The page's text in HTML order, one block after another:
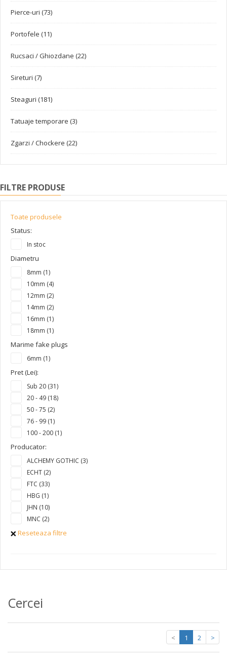
Pierce-uri (73)
Portofele (11)
Rucsaci / Ghiozdane (22)
Sireturi (7)
Steaguri (181)
Tatuaje temporare (3)
Zgarzi / Chockere (22)
FILTRE PRODUSE
Toate produsele
Status:
In stoc
Diametru
8mm (1)
10mm (4)
12mm (2)
14mm (2)
16mm (1)
18mm (1)
Marime fake plugs
6mm (1)
Pret (Lei):
Sub 20 (31)
20 - 49 (18)
50 - 75 (2)
76 - 99 (1)
100 - 200 (1)
Producator:
ALCHEMY GOTHIC (3)
ECHT (2)
FTC (33)
HBG (1)
JHN (10)
MNC (2)
Reseteaza filtre
Cercei
< 1 2 >